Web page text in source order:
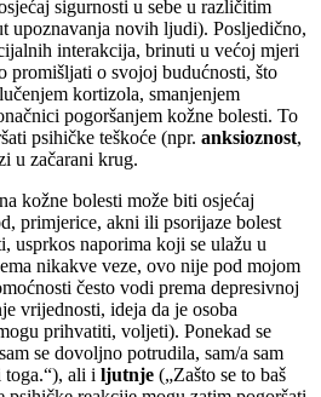
sigurnosti u sebe u različitim
upoznavanja novih ljudi). Posljedično,
interakcija, brinuti u većoj mjeri
promišljati o svojoj budućnosti, što
kortizola, smanjenjem
pogoršanjem kožne bolesti. To
psihičke teškoće (npr. anksioznost,
u začarani krug.
kožne bolesti može biti osjećaj
primjerice, akni ili psorijaze bolest
usprkos naporima koji se ulažu u
nikakve veze, ovo nije pod mojom
često vodi prema depresivnoj
vrijednosti, ideja da je osoba
prihvatiti, voljeti). Ponekad se
se dovoljno potrudila, sam/a sam
toga.“), ali i ljutnje („Zašto se to baš